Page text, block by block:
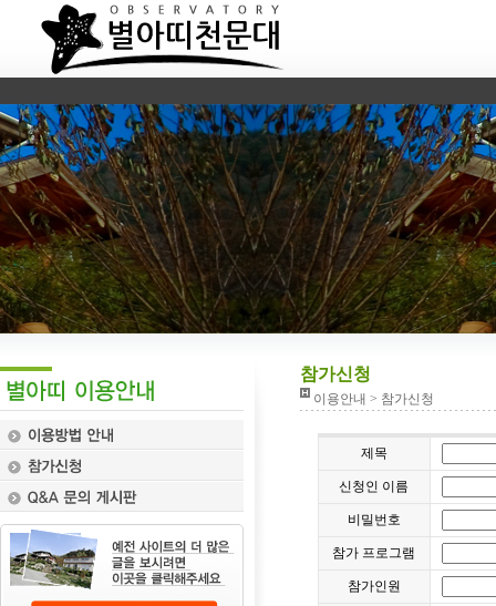
참가신청
이용안내 > 참가신청
제목
신청인 이름
비밀번호
참가 프로그램
참가인원